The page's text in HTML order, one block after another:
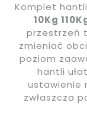
Komplet hantli
10Kg
przestrzeń
zmieniać
poziom
hantli
ustawienie
zwłaszcza